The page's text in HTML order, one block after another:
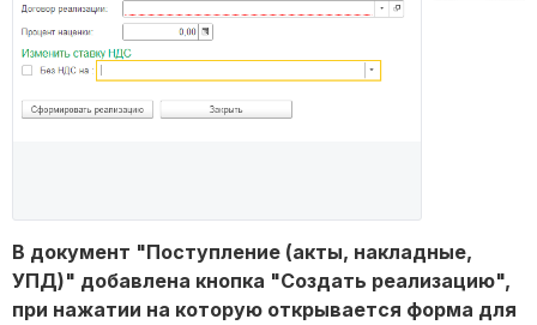
В документ "Поступление (акты, накладные,
УПД)" добавлена кнопка "Создать реализацию",
при нажатии на которую открывается форма для